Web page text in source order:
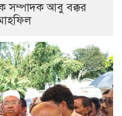
সম্পাদক আবু বক্কর